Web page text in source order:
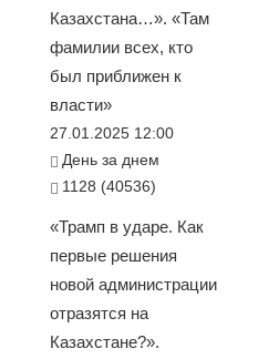
Казахстана…». «Там
фамилии всех, кто
был приближен к
власти»
27.01.2025 12:00
День за днем
1128 (40536)
«Трамп в ударе. Как
первые решения
новой администрации
отразятся на
Казахстане?».